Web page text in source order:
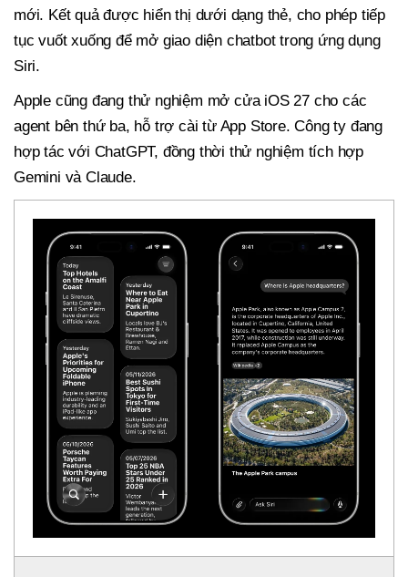
mới. Kết quả được hiển thị dưới dạng thẻ, cho phép tiếp
tục vuốt xuống để mở giao diện chatbot trong ứng dụng
Siri.
Apple cũng đang thử nghiệm mở cửa iOS 27 cho các
agent bên thứ ba, hỗ trợ cài từ App Store. Công ty đang
hợp tác với ChatGPT, đồng thời thử nghiệm tích hợp
Gemini và Claude.